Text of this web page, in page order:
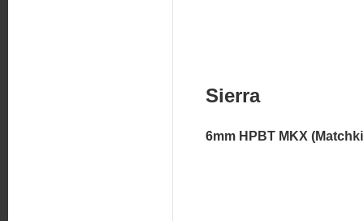
Sierra
6mm HPBT MKX